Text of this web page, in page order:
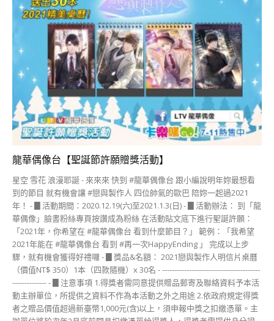
龍華偶像台【聖誕節許願贈獎活動】
星空 雪花 浪漫耶誕 - 來來來 快到 #龍華偶像台 跟小編說明年妳最想看
到的節目 就有機會讓 #戀與製作人 四位帥氣的歐巴 陪妳一起過2021
年！ - ▊活動期間：2020.12.19(六)至2021.1.3(日) - ▊活動辦法： 到「龍
華偶像」臉書粉絲專頁按讚成為粉絲 在活動貼文底下進行聖誕許願：
「2021年，你希望在 #龍華偶像台 看到什麼節目？」 範例：「我希望
2021年能在 #龍華偶像台 看到 #再一次HappyEnding 」 完成以上步
驟，就有機會獲得好禮囉 - ▊獎品&名額： 2021戀與製作人明信片桌曆
（價值NT$ 350）1本（四款隨機）x 30名 - ----------------------------------------
-------------- - ▊注意事項 1.得獎者需同意提供贈品郵寄及聯絡資料予本活
動主辦單位，所提供之資料不作為本活動之外之用途 2.依政府規定得獎
者之贈品價值超過新臺幣1,000元(含)以上，須申報中獎之扣繳憑單。主